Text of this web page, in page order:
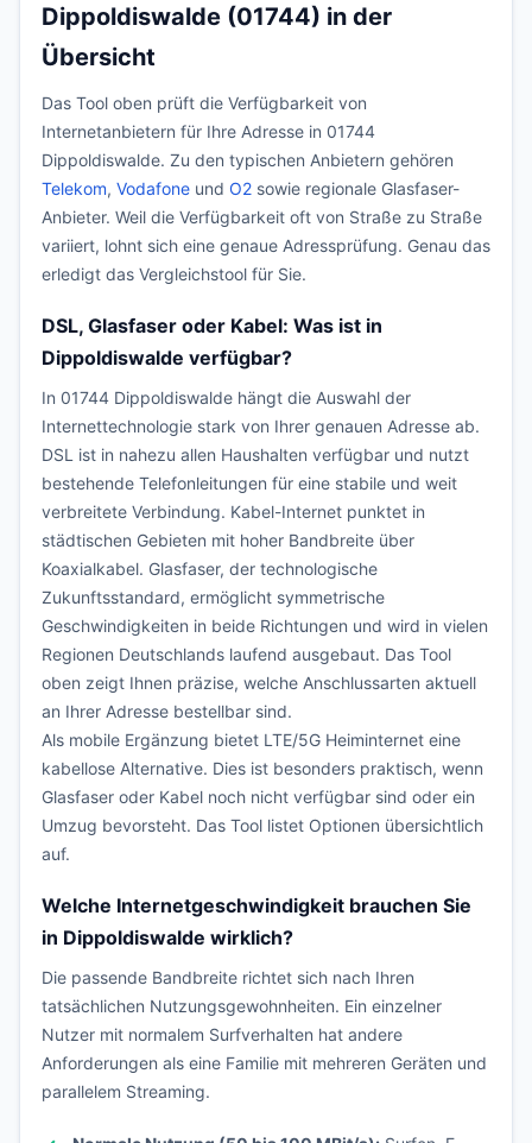
Dippoldiswalde (01744) in der
Übersicht
Das Tool oben prüft die Verfügbarkeit von
Internetanbietern für Ihre Adresse in 01744
Dippoldiswalde. Zu den typischen Anbietern gehören
Telekom, Vodafone und O2 sowie regionale Glasfaser-
Anbieter. Weil die Verfügbarkeit oft von Straße zu Straße
variiert, lohnt sich eine genaue Adressprüfung. Genau das
erledigt das Vergleichstool für Sie.
DSL, Glasfaser oder Kabel: Was ist in
Dippoldiswalde verfügbar?
In 01744 Dippoldiswalde hängt die Auswahl der
Internettechnologie stark von Ihrer genauen Adresse ab.
DSL ist in nahezu allen Haushalten verfügbar und nutzt
bestehende Telefonleitungen für eine stabile und weit
verbreitete Verbindung. Kabel-Internet punktet in
städtischen Gebieten mit hoher Bandbreite über
Koaxialkabel. Glasfaser, der technologische
Zukunftsstandard, ermöglicht symmetrische
Geschwindigkeiten in beide Richtungen und wird in vielen
Regionen Deutschlands laufend ausgebaut. Das Tool
oben zeigt Ihnen präzise, welche Anschlussarten aktuell
an Ihrer Adresse bestellbar sind.
Als mobile Ergänzung bietet LTE/5G Heiminternet eine
kabellose Alternative. Dies ist besonders praktisch, wenn
Glasfaser oder Kabel noch nicht verfügbar sind oder ein
Umzug bevorsteht. Das Tool listet Optionen übersichtlich
auf.
Welche Internetgeschwindigkeit brauchen Sie
in Dippoldiswalde wirklich?
Die passende Bandbreite richtet sich nach Ihren
tatsächlichen Nutzungsgewohnheiten. Ein einzelner
Nutzer mit normalem Surfverhalten hat andere
Anforderungen als eine Familie mit mehreren Geräten und
parallelem Streaming.